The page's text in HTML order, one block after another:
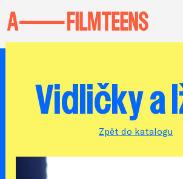
Vidličky a
Zpět do katalogu